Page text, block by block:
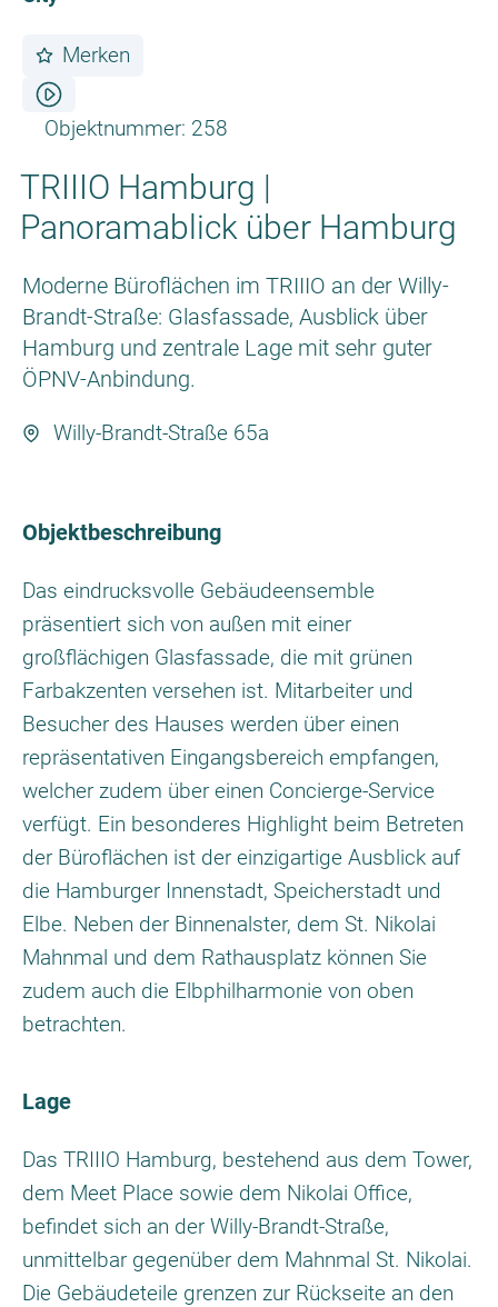
Merken
Objektnummer: 258
TRIIIO Hamburg |
Panoramablick über Hamburg
Moderne Büroflächen im TRIIIO an der Willy-
Brandt-Straße: Glasfassade, Ausblick über
Hamburg und zentrale Lage mit sehr guter
ÖPNV-Anbindung.
Willy-Brandt-Straße 65a
Objektbeschreibung
Das eindrucksvolle Gebäudeensemble
präsentiert sich von außen mit einer
großflächigen Glasfassade, die mit grünen
Farbakzenten versehen ist. Mitarbeiter und
Besucher des Hauses werden über einen
repräsentativen Eingangsbereich empfangen,
welcher zudem über einen Concierge-Service
verfügt. Ein besonderes Highlight beim Betreten
der Büroflächen ist der einzigartige Ausblick auf
die Hamburger Innenstadt, Speicherstadt und
Elbe. Neben der Binnenalster, dem St. Nikolai
Mahnmal und dem Rathausplatz können Sie
zudem auch die Elbphilharmonie von oben
betrachten.
Lage
Das TRIIIO Hamburg, bestehend aus dem Tower,
dem Meet Place sowie dem Nikolai Office,
befindet sich an der Willy-Brandt-Straße,
unmittelbar gegenüber dem Mahnmal St. Nikolai.
Die Gebäudeteile grenzen zur Rückseite an den